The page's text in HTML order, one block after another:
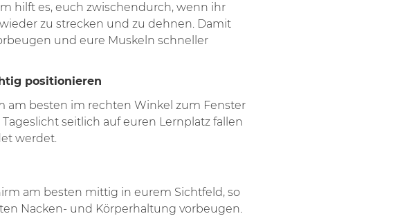
hilft es, euch zwischendurch, wenn ihr
zu strecken und zu dehnen. Damit
und eure Muskeln schneller
positionieren
am besten im rechten Winkel zum Fenster
seitlich auf euren Lernplatz fallen
werdet.
am besten mittig in eurem Sichtfeld, so
Nacken- und Körperhaltung vorbeugen.